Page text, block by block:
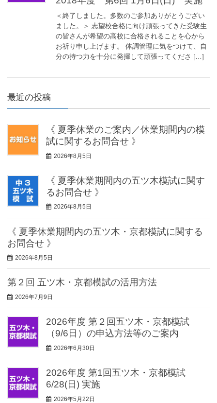
＜終了しました。多数のご参加ありがとうござい
ました。＞ 志望校合格に向け頑張ってきた受験生
の皆さんが希望の高校に合格されることを心から
お祈り申し上げます。 体調管理に気をつけて、自
分の持つ力を十分に発揮して頑張ってくださ […]
最近の投稿
《 夏季休業のご案内／休業期間内の模
試に関するお問合せ 》
2026年8月5日
《 夏季休業期間内の五ツ木模試に関す
るお問合せ 》
2026年8月5日
《 夏季休業期間内の五ツ木・京都模試に関する
お問合せ 》
2026年8月5日
第２回 五ツ木・京都模試の活用方法
2026年7月9日
2026年度 第２回五ツ木・京都模試
（9/6日）の申込方法等のご案内
2026年6月30日
2026年度 第1回五ツ木・京都模試
6/28(日) 実施
2026年5月22日